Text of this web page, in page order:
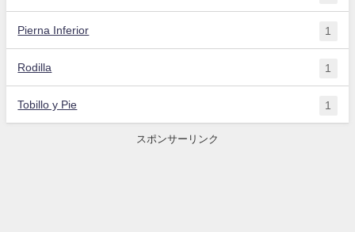
Pierna Inferior 1
Rodilla 1
Tobillo y Pie 1
スポンサーリンク